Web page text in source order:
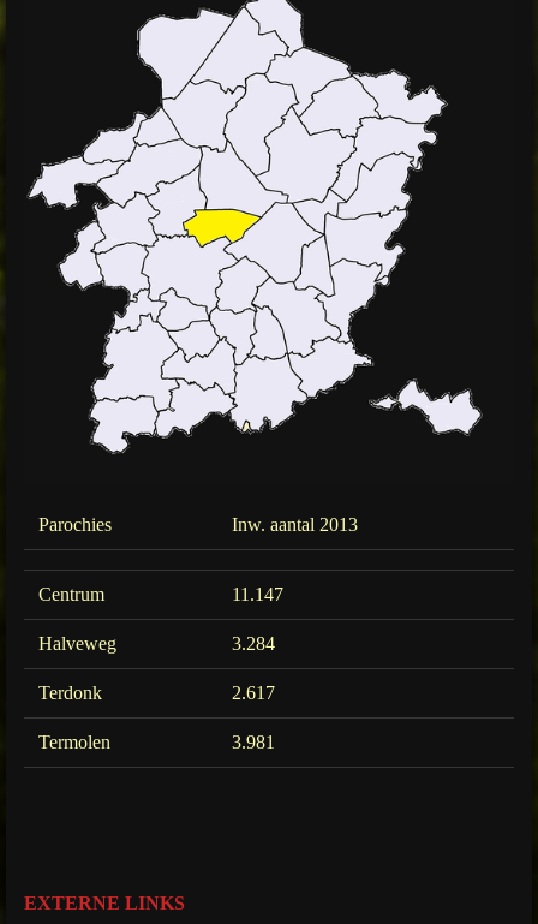
Parochies Inw. aantal 2013
Centrum 11.147
Halveweg 3.284
Terdonk 2.617
Termolen 3.981
EXTERNE LINKS